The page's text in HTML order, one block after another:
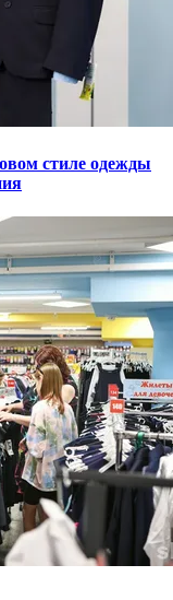
стиле одежды